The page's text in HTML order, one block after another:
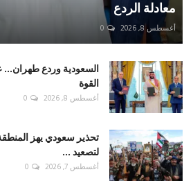
معادلة الردع
أغسطس 8, 2026 0
السعودية وردع طهران...
القوة
أغسطس 8, 2026 0
تحذير سعودي يهز
لتصعيد ...
أغسطس 7, 2026 0